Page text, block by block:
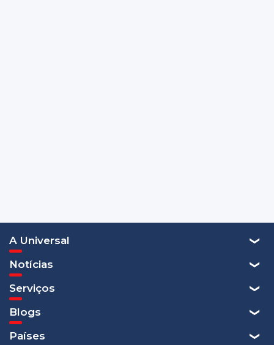
A Universal
Notícias
Serviços
Blogs
Países